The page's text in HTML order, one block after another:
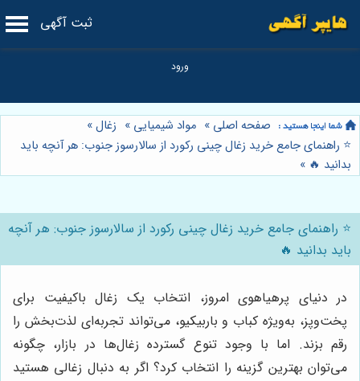
ثبت آگهی
صفحه اصلی » مواد شیمیایی » زغال»
⭐️ راهنمای جامع خرید زغال چینی رکورد از سالارسوز جنوب: هر آنچه باید
بدانید 🔥 »
⭐️ راهنمای جامع خرید زغال چینی رکورد از سالارسوز جنوب: هر آنچه
باید بدانید 🔥
در دنیای پرهیاهوی امروز، انتخاب یک زغال باکیفیت برای
پخت‌وپز، به‌ویژه کباب و باربیکیو، می‌تواند تجربه‌ای لذت‌بخش را
رقم بزند. اما با وجود تنوع گسترده زغال‌ها در بازار، چگونه
می‌توان بهترین گزینه را انتخاب کرد؟ اگر به دنبال زغالی هستید